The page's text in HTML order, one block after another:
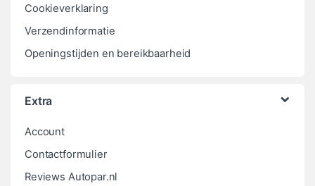
Cookieverklaring
Verzendinformatie
Openingstijden en bereikbaarheid
Extra
Account
Contactformulier
Reviews Autopar.nl